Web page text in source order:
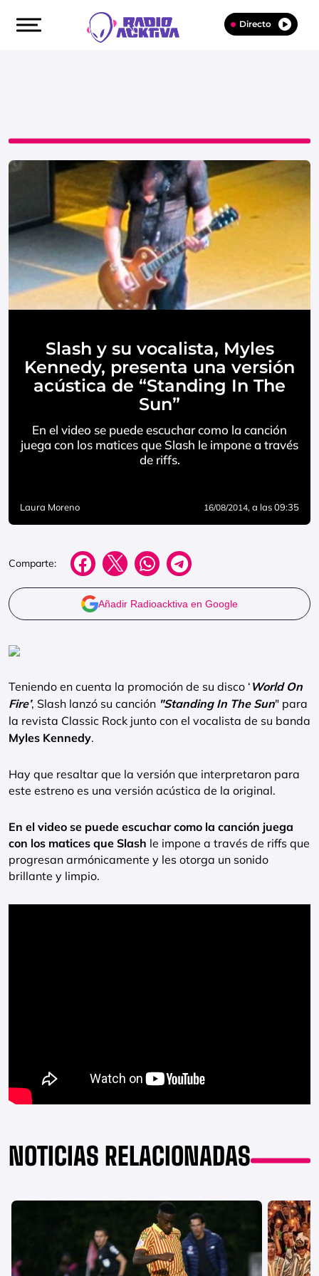
Directo
Slash y su vocalista, Myles
Kennedy, presenta una versión
acústica de “Standing In The
Sun”
En el video se puede escuchar como la canción
juega con los matices que Slash le impone a través
de riffs.
Laura Moreno 16/08/2014, a las 09:35
Comparte:
Añadir Radioacktiva en Google
Teniendo en cuenta la promoción de su disco ‘ World On
Fire’, Slash lanzó su canción "Standing In The Sun" para
la revista Classic Rock junto con el vocalista de su banda
Myles Kennedy.
Hay que resaltar que la versión que interpretaron para
este estreno es una versión acústica de la original.
En el video se puede escuchar como la canción juega
con los matices que Slash le impone a través de riffs que
progresan armónicamente y les otorga un sonido
brillante y limpio.
NOTICIAS RELACIONADAS